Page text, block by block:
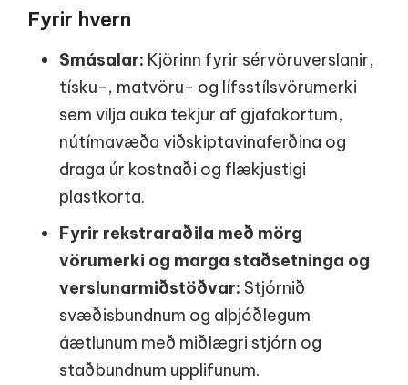
Fyrir hvern
Smásalar: Kjörinn fyrir sérvöruverslanir,
tísku-, matvöru- og lífsstílsvörumerki
sem vilja auka tekjur af gjafakortum,
nútímavæða viðskiptavinaferðina og
draga úr kostnaði og flækjustigi
plastkorta.
Fyrir rekstraraðila með mörg
vörumerki og marga staðsetninga og
verslunarmiðstöðvar: Stjórnið
svæðisbundnum og alþjóðlegum
áætlunum með miðlægri stjórn og
staðbundnum upplifunum.